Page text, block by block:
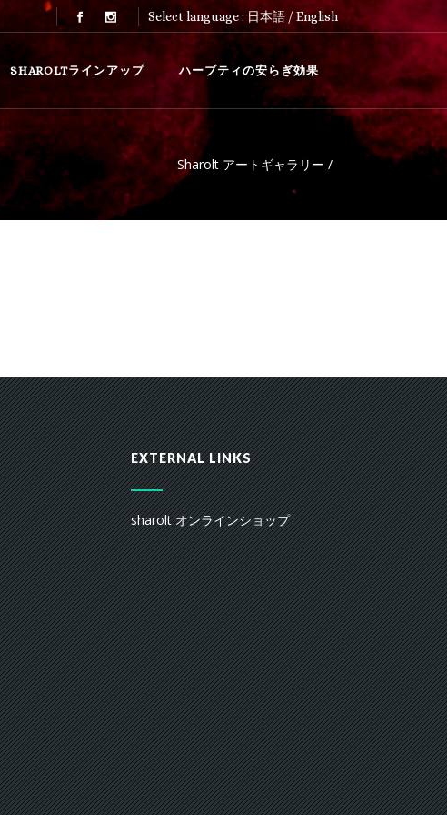
Select language : 日本語 / English
SHAROLTラインアップ ハーブティの安らぎ効果
Sharolt アートギャラリー /
EXTERNAL LINKS
sharolt オンラインショップ